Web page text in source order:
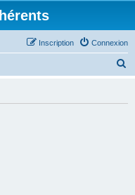
Connexion
Inscription